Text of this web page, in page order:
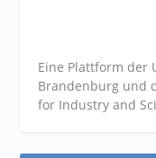
Eine Plattform der
Brandenburg und
for Industry and